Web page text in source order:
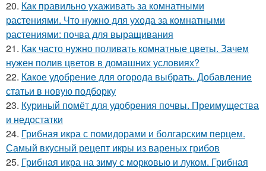
20. Как правильно ухаживать за комнатными
растениями. Что нужно для ухода за комнатными
растениями: почва для выращивания
21. Как часто нужно поливать комнатные цветы. Зачем
нужен полив цветов в домашних условиях?
22. Какое удобрение для огорода выбрать. Добавление
статьи в новую подборку
23. Куриный помёт для удобрения почвы. Преимущества
и недостатки
24. Грибная икра с помидорами и болгарским перцем.
Самый вкусный рецепт икры из вареных грибов
25. Грибная икра на зиму с морковью и луком. Грибная